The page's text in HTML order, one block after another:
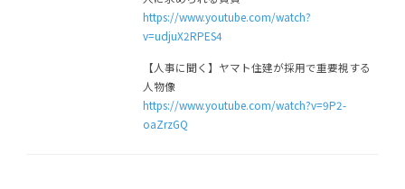
https://www.youtube.com/watch?
v=udjuX2RPES4
【人事に聞く】ヤマト住建が採用で重要視する
人物像
https://www.youtube.com/watch?v=9P2-
oaZrzGQ